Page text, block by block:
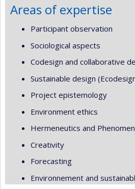
Areas of expertise
Participant observation
Sociological aspects
Codesign and collaborative
Sustainable design
Project epistemology
Environment ethics
Hermeneutics and
Creativity
Forecasting
Environnement and